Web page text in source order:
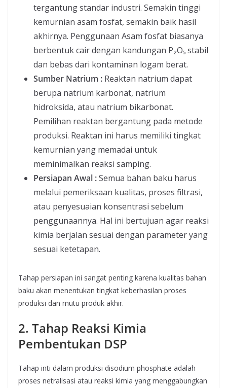
tergantung standar industri. Semakin tinggi
kemurnian asam fosfat, semakin baik hasil
akhirnya. Penggunaan Asam fosfat biasanya
berbentuk cair dengan kandungan P₂O₅ stabil
dan bebas dari kontaminan logam berat.
Sumber Natrium : Reaktan natrium dapat
berupa natrium karbonat, natrium
hidroksida, atau natrium bikarbonat.
Pemilihan reaktan bergantung pada metode
produksi. Reaktan ini harus memiliki tingkat
kemurnian yang memadai untuk
meminimalkan reaksi samping.
Persiapan Awal :Semua bahan baku harus
melalui pemeriksaan kualitas, proses filtrasi,
atau penyesuaian konsentrasi sebelum
penggunaannya. Hal ini bertujuan agar reaksi
kimia berjalan sesuai dengan parameter yang
sesuai ketetapan.
Tahap persiapan ini sangat penting karena kualitas bahan
baku akan menentukan tingkat keberhasilan proses
produksi dan mutu produk akhir.
2. Tahap Reaksi Kimia
Pembentukan DSP
Tahap inti dalam produksi disodium phosphate adalah
proses netralisasi atau reaksi kimia yang menggabungkan